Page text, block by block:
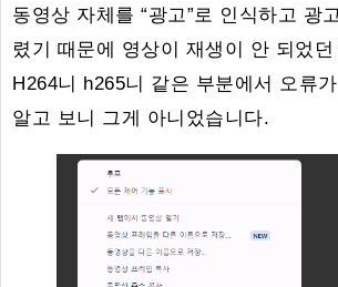
동영상 자체를 “광고”로 인식하고 광
렸기 때문에 영상이 재생이 안 되었
H264니 h265니 같은 부분에서 오류
알고 보니 그게 아니었습니다.